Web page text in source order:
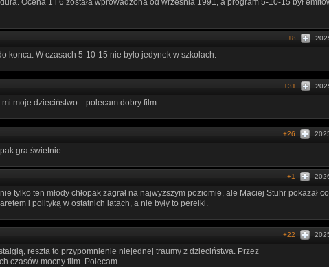
+8
konca. W czasach 5-10-15 nie bylo jedynek w szkolach.
+31
mi moje dzieciństwo…polecam dobry film
+26
gra świetnie
+1
tylko ten młody chłopak zagrał na najwyższym poziomie, ale Maciej Stuhr pokazał
i polityką w ostatnich latach, a nie były to perełki.
+22
reszta to przypomnienie niejednej traumy z dzieciństwa. Przez
czasów mocny film. Polecam.